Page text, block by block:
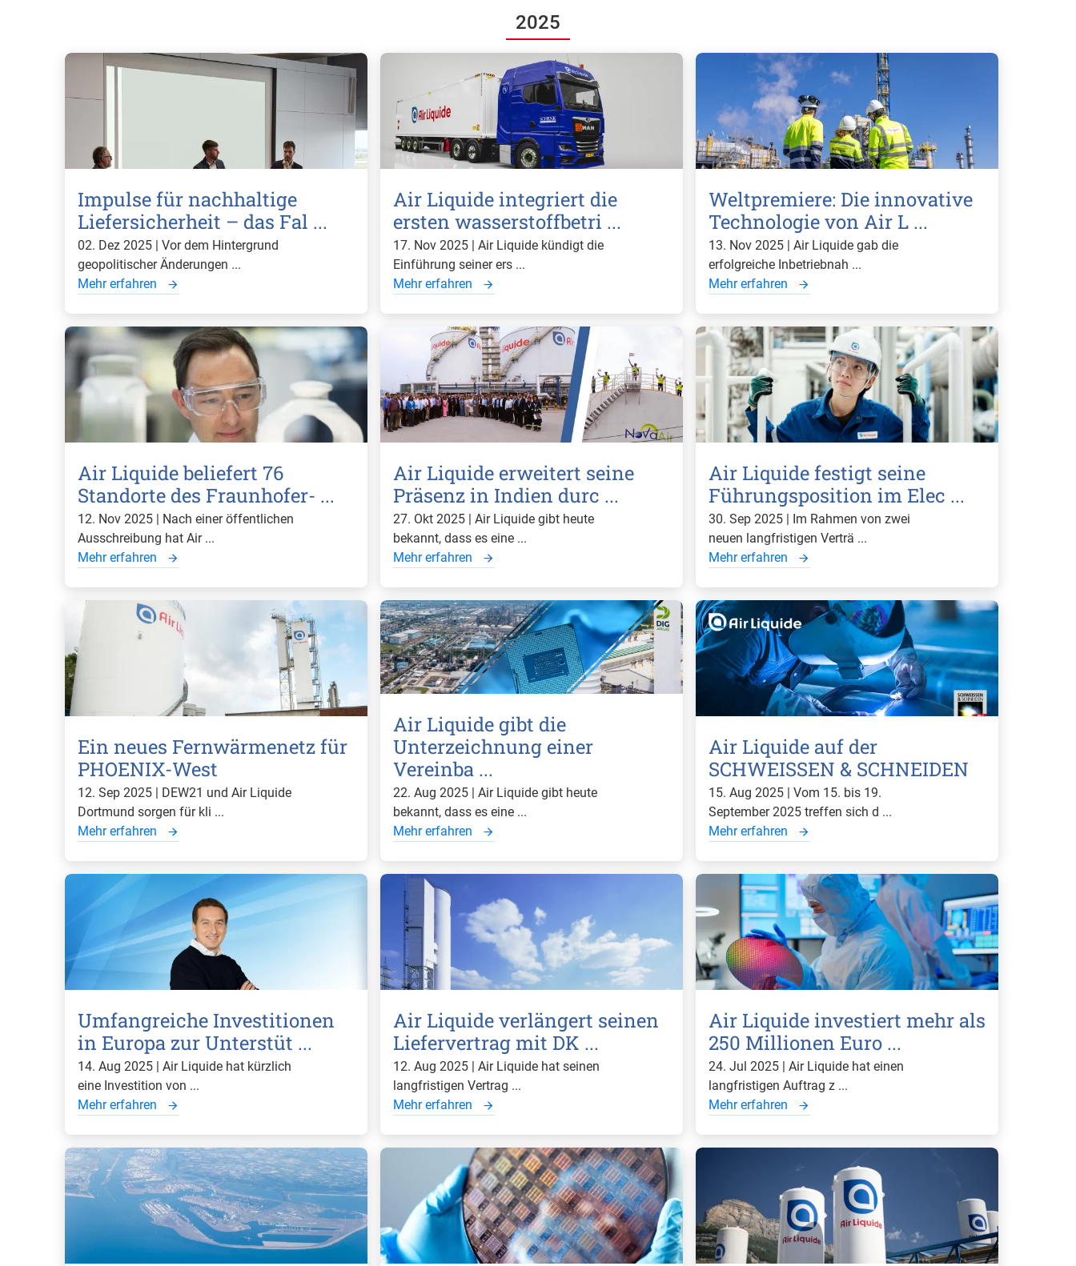
2025
Impulse für nachhaltige
Liefersicherheit – das Fal ...
02. Dez 2025 | Vor dem Hintergrund
geopolitischer Änderungen ...
Mehr erfahren
Air Liquide integriert die
ersten wasserstoffbetri ...
17. Nov 2025 | Air Liquide kündigt die
Einführung seiner ers ...
Mehr erfahren
Weltpremiere: Die innovative
Technologie von Air L ...
13. Nov 2025 | Air Liquide gab die
erfolgreiche Inbetriebnah ...
Mehr erfahren
Air Liquide beliefert 76
Standorte des Fraunhofer- ...
12. Nov 2025 | Nach einer öffentlichen
Ausschreibung hat Air ...
Mehr erfahren
Air Liquide erweitert seine
Präsenz in Indien durc ...
27. Okt 2025 | Air Liquide gibt heute
bekannt, dass es eine ...
Mehr erfahren
Air Liquide festigt seine
Führungsposition im Elec ...
30. Sep 2025 | Im Rahmen von zwei
neuen langfristigen Verträ ...
Mehr erfahren
Ein neues Fernwärmenetz für
PHOENIX-West
12. Sep 2025 | DEW21 und Air Liquide
Dortmund sorgen für kli ...
Mehr erfahren
Air Liquide gibt die
Unterzeichnung einer
Vereinba ...
22. Aug 2025 | Air Liquide gibt heute
bekannt, dass es eine ...
Mehr erfahren
Air Liquide auf der
SCHWEISSEN & SCHNEIDEN
15. Aug 2025 | Vom 15. bis 19.
September 2025 treffen sich d ...
Mehr erfahren
Umfangreiche Investitionen
in Europa zur Unterstüt ...
14. Aug 2025 | Air Liquide hat kürzlich
eine Investition von ...
Mehr erfahren
Air Liquide verlängert seinen
Liefervertrag mit DK ...
12. Aug 2025 | Air Liquide hat seinen
langfristigen Vertrag ...
Mehr erfahren
Air Liquide investiert mehr als
250 Millionen Euro ...
24. Jul 2025 | Air Liquide hat einen
langfristigen Auftrag z ...
Mehr erfahren